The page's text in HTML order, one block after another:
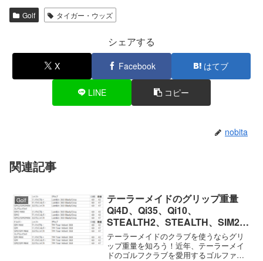
Golf タイガー・ウッズ
シェアする
X Facebook はてブ
LINE コピー
nobita
関連記事
Golf
テーラーメイドのグリップ重量
Qi4D、Qi35、Qi10、
STEALTH2、STEALTH、SIM2、
SIM、M5/M6など
テーラーメイドのクラブを使うならグリ
ップ重量を知ろう！近年、テーラーメイ
ドのゴルフクラブを愛用するゴルファー